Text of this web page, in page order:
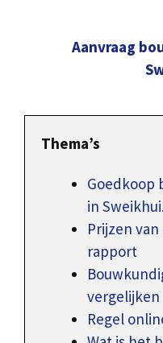
Aanvraag
Thema’s
Goedkoop
in
Prijzen
rapport
vergelijken
Regel